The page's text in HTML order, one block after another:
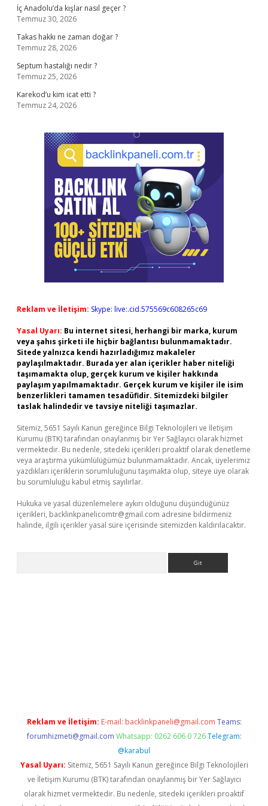
İç Anadolu’da kışlar nasıl geçer ?
Temmuz 30, 2026
Takas hakkı ne zaman doğar ?
Temmuz 28, 2026
Septum hastalığı nedir ?
Temmuz 25, 2026
Karekod’u kim icat etti ?
Temmuz 24, 2026
Reklam ve İletişim: Skype: live:.cid.575569c608265c69
Yasal Uyarı: Bu internet sitesi, herhangi bir marka, kurum
veya şahıs şirketi ile hiçbir bağlantısı bulunmamaktadır.
Sitede yalnızca kendi hazırladığımız makaleler
paylaşılmaktadır. Burada yer alan içerikler haber niteliği
taşımamakta olup, gerçek kurum ve kişiler hakkında
paylaşım yapılmamaktadır. Gerçek kurum ve kişiler ile isim
benzerlikleri tamamen tesadüfidir. Sitemizdeki bilgiler
taslak halindedir ve tavsiye niteliği taşımazlar.
Sitemiz, 5651 Sayılı Kanun gereğince Bilgi Teknolojileri ve İletişim
Kurumu (BTK) tarafından onaylanmış bir Yer Sağlayıcı olarak hizmet
vermektedir. Bu nedenle, sitedeki içerikleri proaktif olarak denetleme
veya araştırma yükümlülüğümüz bulunmamaktadır. Ancak, üyelerimiz
yazdıkları içeriklerin sorumluluğunu taşımakta olup, siteye üye olarak
bu sorumluluğu kabul etmiş sayılırlar.
Hukuka ve yasal düzenlemelere aykırı olduğunu düşündüğünüz
içerikleri, backlinkpanelicomtr@gmail.com adresine bildirmeniz
halinde, ilgili içerikler yasal süre içerisinde sitemizden kaldırılacaktır.
Reklam ve İletişim: E-mail: backlinkpaneli@gmail.com Teams:
forumhizmeti@gmail.com Whatsapp: 0262 606 0 726 Telegram:
@karabul
Yasal Uyarı: Sitemiz, 5651 Sayılı Kanun gereğince Bilgi Teknolojileri
ve İletişim Kurumu (BTK) tarafından onaylanmış bir Yer Sağlayıcı
olarak hizmet vermektedir. Bu nedenle, sitedeki içerikleri proaktif